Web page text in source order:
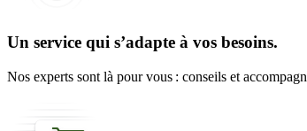
Un service qui s’adapte à vos besoins.
Nos experts sont là pour vous : conseils et